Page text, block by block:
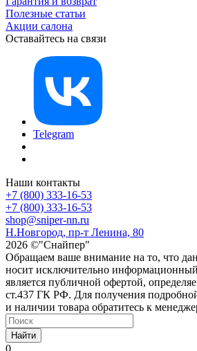
Полезные статьи
Акции салона
Оставайтесь на связи
Telegram
Наши контакты
+7 (800) 333-16-53
+7 (800) 333-16-53
shop@sniper-nn.ru
Н.Новгород, пр-т Ленина, 80
2026 ©"Снайпер"
Обращаем ваше внимание на то, что
носит исключительно
является публичной офертой,
ст.437 ГК РФ. Для получения
и наличии товара обратитесь к
Найти